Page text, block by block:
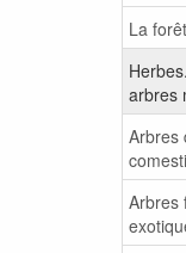
La
arbres
Arbres
Arbres